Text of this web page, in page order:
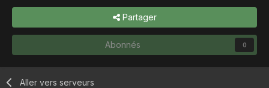
Partager
Abonnés 0
Aller vers serveurs